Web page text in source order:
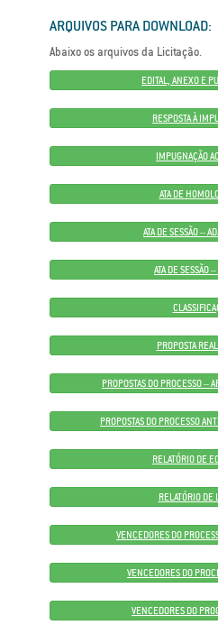
ARQUIVOS PARA DOWNLOAD:
Abaixo os arquivos da Licitação.
EDITAL, ANEXO E
RESPOSTA À
IMPUGNAÇÃO
ATA DE
ATA DE SESSÃO –
ATA DE SESSÃO
PROPOSTA
PROPOSTAS DO PROCESSO –
PROPOSTAS DO PROCESSO
RELATÓRIO DE
RELATÓRIO DE
VENCEDORES DO
VENCEDORES DO
VENCEDORES DO